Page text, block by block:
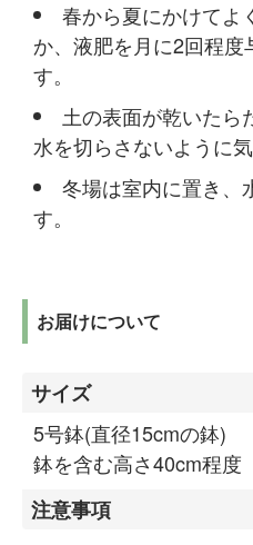
春から夏にかけてよ
か、液肥を月に2回程度
す。
土の表面が乾いたら
水を切らさないように気
冬場は室内に置き、
す。
お届けについて
サイズ
5号鉢(直径15cmの鉢)
鉢を含む高さ40cm程度
注意事項